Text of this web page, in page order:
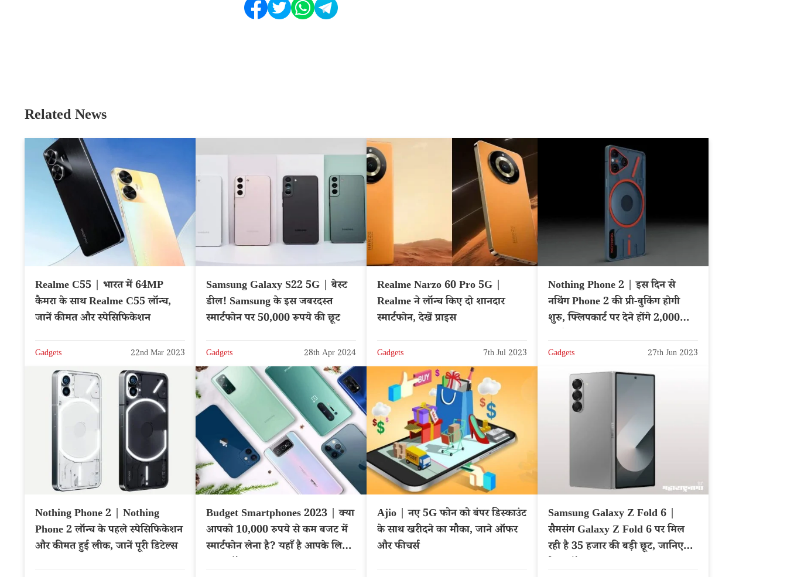
Related News
Realme C55 | भारत में 64MP
कैमरा के साथ Realme C55 लॉन्च,
जानें कीमत और स्पेसिफिकेशन
Gadgets 22nd Mar 2023
Samsung Galaxy S22 5G | बेस्ट
डील! Samsung के इस जबरदस्त
स्मार्टफोन पर 50,000 रूपये की छूट
Gadgets 28th Apr 2024
Realme Narzo 60 Pro 5G |
Realme ने लॉन्च किए दो शानदार
स्मार्टफोन, देखें प्राइस
Gadgets 7th Jul 2023
Nothing Phone 2 | इस दिन से
नथिंग Phone 2 की प्री-बुकिंग होगी
शुरु, फ्लिपकार्ट पर देने होंगे 2,000
Gadgets 27th Jun 2023
Nothing Phone 2 | Nothing
Phone 2 लॉन्च के पहले स्पेसिफिकेशन
और कीमत हुई लीक, जानें पूरी डिटेल्स
Budget Smartphones 2023 | क्या
आपको 10,000 रुपये से कम बजट में
स्मार्टफोन लेना है? यहाँ है आपके लिए
Ajio | नए 5G फोन को बंपर डिस्काउंट
के साथ खरीदने का मौका, जाने ऑफर
और फीचर्स
Samsung Galaxy Z Fold 6 |
सैमसंग Galaxy Z Fold 6 पर मिल
रही है 35 हजार की बड़ी छूट, जानिए